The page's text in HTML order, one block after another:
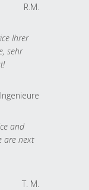
R.M.
Ihrer
sehr
and
are next
T. M.